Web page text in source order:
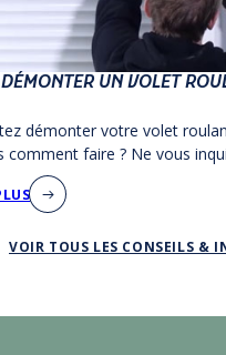
UN VOLET
démonter votre volet
comment faire ? Ne vous
vous a préparé un tutoriel.
VOIR TOUS LES CONSEILS &